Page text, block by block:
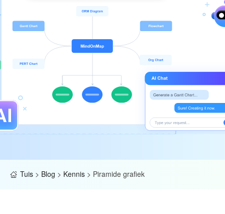
Tuis > Blog > Kennis > Piramide grafiek